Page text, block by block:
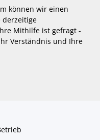
können wir einen
derzeitige
Mithilfe ist gefragt -
Verständnis und Ihre